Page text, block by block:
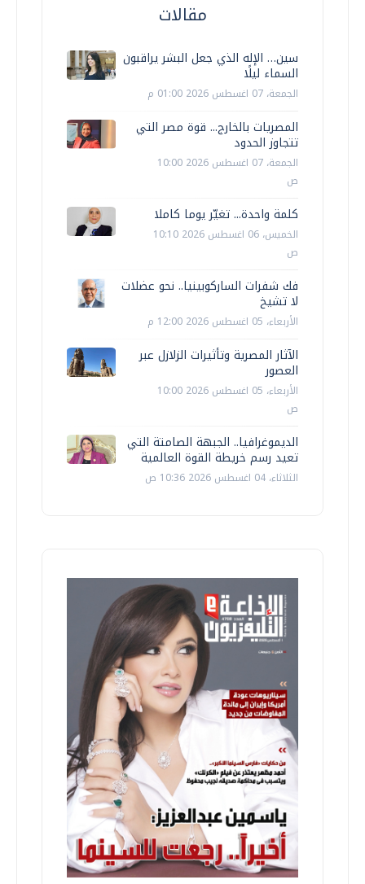
مقالات
سين… الإله الذي جعل البشر يراقبون
السماء ليلًا
الجمعة، 07 اغسطس 2026 01:00 م
المصريات بالخارج... قوة مصر التي
تتجاوز الحدود
الجمعة، 07 اغسطس 2026 10:00
ص
كلمة واحدة... تغيّر يوما كاملا
الخميس، 06 اغسطس 2026 10:10
ص
فك شفرات الساركوبينيا.. نحو عضلات
لا تشيخ
الأربعاء، 05 اغسطس 2026 12:00 م
الآثار المصرية وتأثيرات الزلازل عبر
العصور
الأربعاء، 05 اغسطس 2026 10:00
ص
الديموغرافيا.. الجبهة الصامتة التي
تعيد رسم خريطة القوة العالمية
الثلاثاء، 04 اغسطس 2026 10:36 ص